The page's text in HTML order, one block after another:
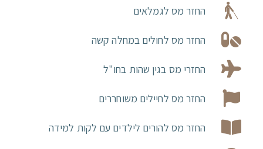
החזר מס לגמלאים
החזר מס לחולים במחלה קשה
החזרי מס בגין שהות בחו"ל
החזר מס לחיילים משוחררים
החזר מס להורים לילדים עם לקות למידה